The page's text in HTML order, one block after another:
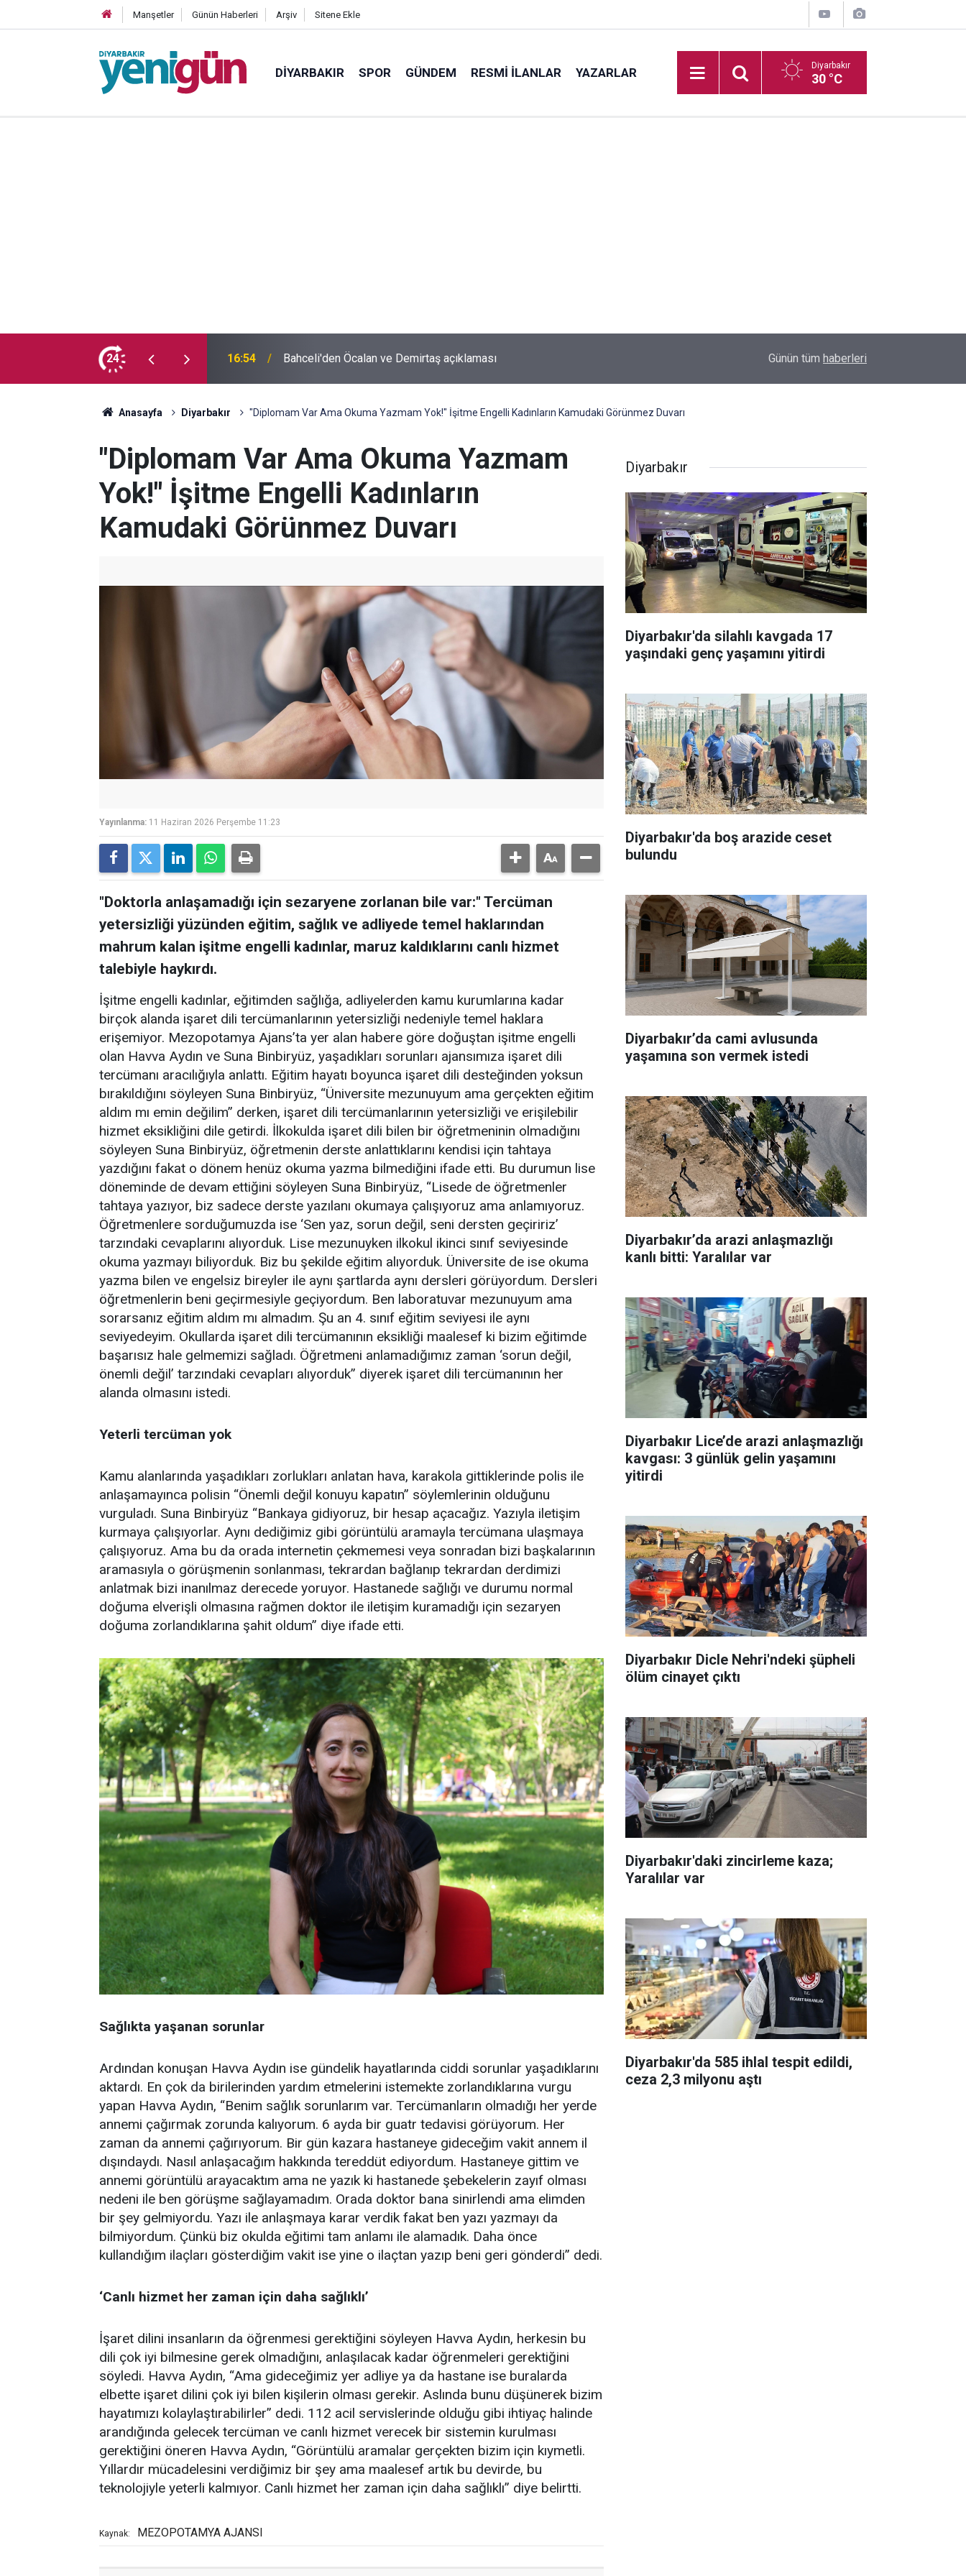
Manşetler Günün Haberleri Arşiv Sitene Ekle
DIYARBAKIR SPOR GÜNDEM RESMI İLANLAR YAZARLAR Diyarbakır
30 °C
24
genç yaşamını yitirdi 16:54 Bahceli'den Öcalan ve Demirtaş açıklaması Diyarbakır'da boş arazide ceset bulundu
Günün tüm haberleri
Anasayfa Diyarbakır "Diplomam Var Ama Okuma Yazmam Yok!" İşitme Engelli Kadınların Kamudaki Görünmez Duvarı
"Diplomam Var Ama Okuma Yazmam
Yok!" İşitme Engelli Kadınların
Kamudaki Görünmez Duvarı
Yayınlanma: 11 Haziran 2026 Perşembe 11:23
"Doktorla anlaşamadığı için sezaryene zorlanan bile var:" Tercüman
yetersizliği yüzünden eğitim, sağlık ve adliyede temel haklarından
mahrum kalan işitme engelli kadınlar, maruz kaldıklarını canlı hizmet
talebiyle haykırdı.
İşitme engelli kadınlar, eğitimden sağlığa, adliyelerden kamu kurumlarına kadar
birçok alanda işaret dili tercümanlarının yetersizliği nedeniyle temel haklara
erişemiyor. Mezopotamya Ajans’ta yer alan habere göre doğuştan işitme engelli
olan Havva Aydın ve Suna Binbiryüz, yaşadıkları sorunları ajansımıza işaret dili
tercümanı aracılığıyla anlattı. Eğitim hayatı boyunca işaret dili desteğinden yoksun
bırakıldığını söyleyen Suna Binbiryüz, “Üniversite mezunuyum ama gerçekten eğitim
aldım mı emin değilim” derken, işaret dili tercümanlarının yetersizliği ve erişilebilir
hizmet eksikliğini dile getirdi. İlkokulda işaret dili bilen bir öğretmeninin olmadığını
söyleyen Suna Binbiryüz, öğretmenin derste anlattıklarını kendisi için tahtaya
yazdığını fakat o dönem henüz okuma yazma bilmediğini ifade etti. Bu durumun lise
döneminde de devam ettiğini söyleyen Suna Binbiryüz, “Lisede de öğretmenler
tahtaya yazıyor, biz sadece derste yazılanı okumaya çalışıyoruz ama anlamıyoruz.
Öğretmenlere sorduğumuzda ise ‘Sen yaz, sorun değil, seni dersten geçiririz’
tarzındaki cevaplarını alıyorduk. Lise mezunuyken ilkokul ikinci sınıf seviyesinde
okuma yazmayı biliyorduk. Biz bu şekilde eğitim alıyorduk. Üniversite de ise okuma
yazma bilen ve engelsiz bireyler ile aynı şartlarda aynı dersleri görüyordum. Dersleri
öğretmenlerin beni geçirmesiyle geçiyordum. Ben laboratuvar mezunuyum ama
sorarsanız eğitim aldım mı almadım. Şu an 4. sınıf eğitim seviyesi ile aynı
seviyedeyim. Okullarda işaret dili tercümanının eksikliği maalesef ki bizim eğitimde
başarısız hale gelmemizi sağladı. Öğretmeni anlamadığımız zaman ‘sorun değil,
önemli değil’ tarzındaki cevapları alıyorduk” diyerek işaret dili tercümanının her
alanda olmasını istedi.
Yeterli tercüman yok
Kamu alanlarında yaşadıkları zorlukları anlatan hava, karakola gittiklerinde polis ile
anlaşamayınca polisin “Önemli değil konuyu kapatın” söylemlerinin olduğunu
vurguladı. Suna Binbiryüz “Bankaya gidiyoruz, bir hesap açacağız. Yazıyla iletişim
kurmaya çalışıyorlar. Aynı dediğimiz gibi görüntülü aramayla tercümana ulaşmaya
çalışıyoruz. Ama bu da orada internetin çekmemesi veya sonradan bizi başkalarının
aramasıyla o görüşmenin sonlanması, tekrardan bağlanıp tekrardan derdimizi
anlatmak bizi inanılmaz derecede yoruyor. Hastanede sağlığı ve durumu normal
doğuma elverişli olmasına rağmen doktor ile iletişim kuramadığı için sezaryen
doğuma zorlandıklarına şahit oldum” diye ifade etti.
Sağlıkta yaşanan sorunlar
Ardından konuşan Havva Aydın ise gündelik hayatlarında ciddi sorunlar yaşadıklarını
aktardı. En çok da birilerinden yardım etmelerini istemekte zorlandıklarına vurgu
yapan Havva Aydın, “Benim sağlık sorunlarım var. Tercümanların olmadığı her yerde
annemi çağırmak zorunda kalıyorum. 6 ayda bir guatr tedavisi görüyorum. Her
zaman da annemi çağırıyorum. Bir gün kazara hastaneye gideceğim vakit annem il
dışındaydı. Nasıl anlaşacağım hakkında tereddüt ediyordum. Hastaneye gittim ve
annemi görüntülü arayacaktım ama ne yazık ki hastanede şebekelerin zayıf olması
nedeni ile ben görüşme sağlayamadım. Orada doktor bana sinirlendi ama elimden
bir şey gelmiyordu. Yazı ile anlaşmaya karar verdik fakat ben yazı yazmayı da
bilmiyordum. Çünkü biz okulda eğitimi tam anlamı ile alamadık. Daha önce
kullandığım ilaçları gösterdiğim vakit ise yine o ilaçtan yazıp beni geri gönderdi” dedi.
‘Canlı hizmet her zaman için daha sağlıklı’
İşaret dilini insanların da öğrenmesi gerektiğini söyleyen Havva Aydın, herkesin bu
dili çok iyi bilmesine gerek olmadığını, anlaşılacak kadar öğrenmeleri gerektiğini
söyledi. Havva Aydın, “Ama gideceğimiz yer adliye ya da hastane ise buralarda
elbette işaret dilini çok iyi bilen kişilerin olması gerekir. Aslında bunu düşünerek bizim
hayatımızı kolaylaştırabilirler” dedi. 112 acil servislerinde olduğu gibi ihtiyaç halinde
arandığında gelecek tercüman ve canlı hizmet verecek bir sistemin kurulması
gerektiğini öneren Havva Aydın, “Görüntülü aramalar gerçekten bizim için kıymetli.
Yıllardır mücadelesini verdiğimiz bir şey ama maalesef artık bu devirde, bu
teknolojiyle yeterli kalmıyor. Canlı hizmet her zaman için daha sağlıklı” diye belirtti.
Kaynak: MEZOPOTAMYA AJANSI
Diyarbakır
Diyarbakır'da silahlı kavgada 17
yaşındaki genç yaşamını yitirdi
Diyarbakır'da boş arazide ceset
bulundu
Diyarbakır’da cami avlusunda
yaşamına son vermek istedi
Diyarbakır’da arazi anlaşmazlığı
kanlı bitti: Yaralılar var
Diyarbakır Lice’de arazi anlaşmazlığı
kavgası: 3 günlük gelin yaşamını
yitirdi
Diyarbakır Dicle Nehri'ndeki şüpheli
ölüm cinayet çıktı
Diyarbakır'daki zincirleme kaza;
Yaralılar var
Diyarbakır'da 585 ihlal tespit edildi,
ceza 2,3 milyonu aştı